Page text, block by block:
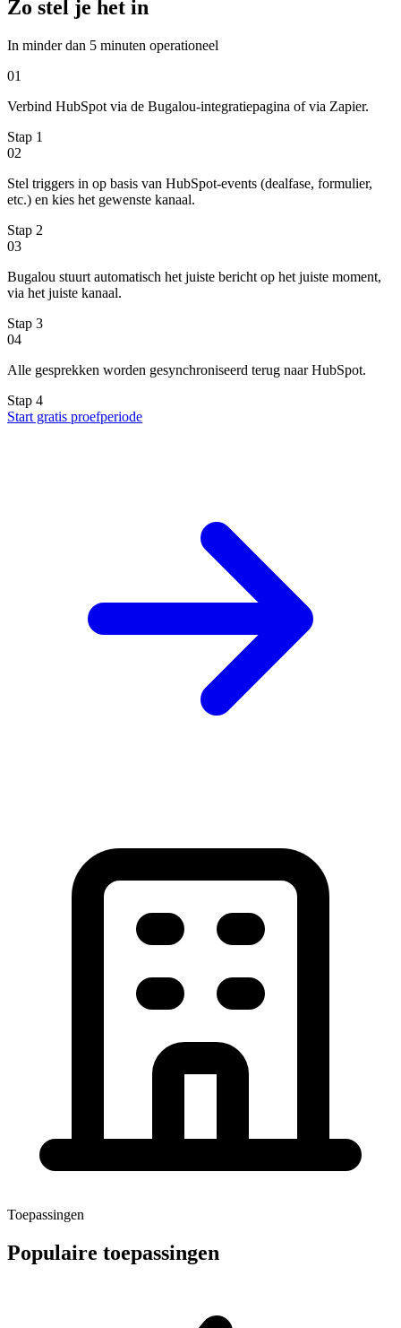
Zo stel je het in
In minder dan 5 minuten operationeel
01
Verbind HubSpot via de Bugalou-integratiepagina of via Zapier.
Stap 1
02
Stel triggers in op basis van HubSpot-events (dealfase, formulier,
etc.) en kies het gewenste kanaal.
Stap 2
03
Bugalou stuurt automatisch het juiste bericht op het juiste moment,
via het juiste kanaal.
Stap 3
04
Alle gesprekken worden gesynchroniseerd terug naar HubSpot.
Stap 4
Start gratis proefperiode
Toepassingen
Populaire toepassingen